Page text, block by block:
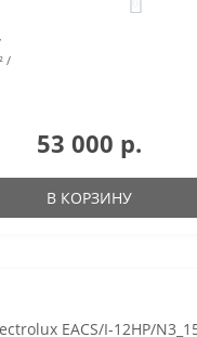
53 000 р.
В КОРЗИНУ